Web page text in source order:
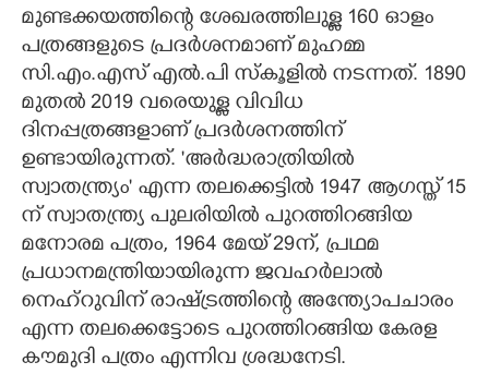
ZOOM
CONTACT US
മുണ്ടക്കയത്തിന്റെ ശേഖരത്തിലുള്ള 160 ഓളം
പത്രങ്ങളുടെ പ്രദർശനമാണ് മുഹമ്മ
സി.എം.എസ് എൽ.പി സ്കൂളിൽ നടന്നത്. 1890
മുതൽ 2019 വരെയുള്ള വിവിധ
ദിനപ്പത്രങ്ങളാണ് പ്രദർശനത്തിന്
ഉണ്ടായിരുന്നത്. 'അർദ്ധരാത്രിയിൽ
സ്വാതന്ത്ര്യം' എന്ന തലക്കെട്ടിൽ 1947 ആഗസ്ത് 15
ന് സ്വാതന്ത്ര്യ പുലരിയിൽ പുറത്തിറങ്ങിയ
മനോരമ പത്രം, 1964 മേയ് 29ന്, പ്രഥമ
പ്രധാനമന്ത്രിയായിരുന്ന ജവഹർലാൽ
നെഹ്റുവിന് രാഷ്ട്രത്തിന്റെ അന്ത്യോപചാരം
എന്ന തലക്കെട്ടോടെ പുറത്തിറങ്ങിയ കേരള
കൗമുദി പത്രം എന്നിവ ശ്രദ്ധനേടി.